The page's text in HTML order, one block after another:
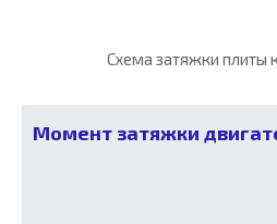
Схема затяжки плиты
Момент затяжки